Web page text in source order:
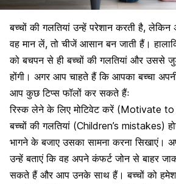
बच्चों कीगलतियां उन्हें परेशान करती है, लेकिन
वह मान लें, तो चीजें आसान बन जाती हैं।
को बचपन से ही बच्चों कीगलतियां और उससे
होंगी। अगर आप चाहते हैं कि आपका बच्चा
आप कुछ टिप्स फॉलों कर सकते हैंः
रिस्क लेने के लिए मोटिवेट करें (Motivate
बच्चों कीगलतियां (Children’s mistakes)
भागने के बजाए उसकासामना करना सिखाएं।
उन्हें बताएं कि वह अपनेकंफर्ट जोनसे बाहर
सकते हैं और आप उनके साथ हैं। बच्चों को